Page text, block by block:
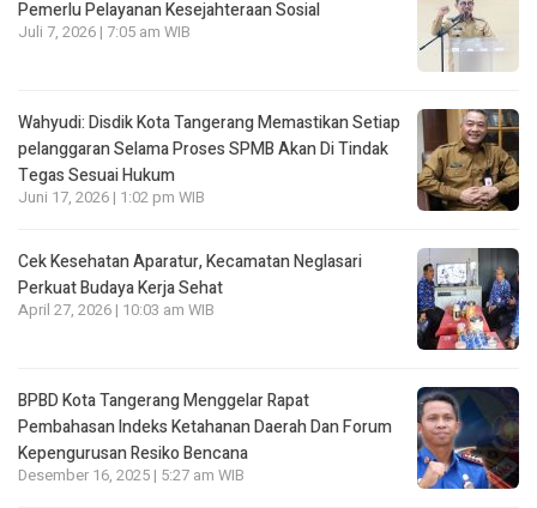
Pemerlu Pelayanan Kesejahteraan Sosial
Juli 7, 2026 | 7:05 am WIB
Wahyudi: Disdik Kota Tangerang Memastikan Setiap
pelanggaran Selama Proses SPMB Akan Di Tindak
Tegas Sesuai Hukum
Juni 17, 2026 | 1:02 pm WIB
Cek Kesehatan Aparatur, Kecamatan Neglasari
Perkuat Budaya Kerja Sehat
April 27, 2026 | 10:03 am WIB
BPBD Kota Tangerang Menggelar Rapat
Pembahasan lndeks Ketahanan Daerah Dan Forum
Kepengurusan Resiko Bencana
Desember 16, 2025 | 5:27 am WIB